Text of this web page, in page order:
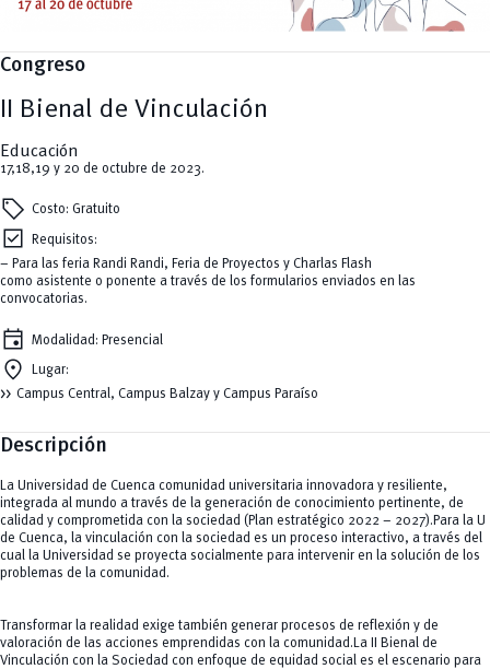
Ingeniería
Ingenierías
Ingenierías, Tecnologías, Arquitectura, y Agropecuarias
Tecnologías
y Agropecuarias
Género
Gestión
Investigación
MOVERU
Radio Universitaria
Salud
Foro
Investigación
Congreso
II Bienal de Vinculación
Educación
17,18,19 y 20 de octubre de 2023.
sell Costo: Gratuito
check_box
Requisitos:
– Para las feria Randi Randi, Feria de Proyectos y Charlas Flash
como asistente o ponente a través de los formularios enviados en las
convocatorias.
event Modalidad: Presencial
location_on
Lugar:
Campus Central, Campus Balzay y Campus Paraíso
Descripción
La Universidad de Cuenca comunidad universitaria innovadora y resiliente,
integrada al mundo a través de la generación de conocimiento pertinente, de
calidad y comprometida con la sociedad (Plan estratégico 2022 – 2027).Para la U
de Cuenca, la vinculación con la sociedad es un proceso interactivo, a través del
cual la Universidad se proyecta socialmente para intervenir en la solución de los
problemas de la comunidad.
Transformar la realidad exige también generar procesos de reflexión y de
valoración de las acciones emprendidas con la comunidad.La II Bienal de
Vinculación con la Sociedad con enfoque de equidad social es el escenario para